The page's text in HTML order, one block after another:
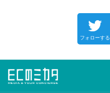
フォローする